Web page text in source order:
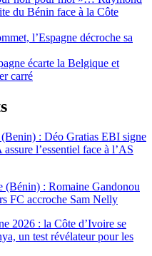
du Bénin face à la Côte
l’Espagne décroche sa
écarte la Belgique et
carré
: Déo Gratias EBI signe
l’essentiel face à l’AS
(Bénin) : Romaine Gandonou
FC accroche Sam Nelly
2026 : la Côte d’Ivoire se
un test révélateur pour les